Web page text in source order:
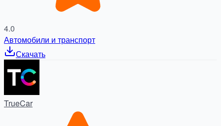
4.0
Автомобили и транспорт
Скачать
TrueCar